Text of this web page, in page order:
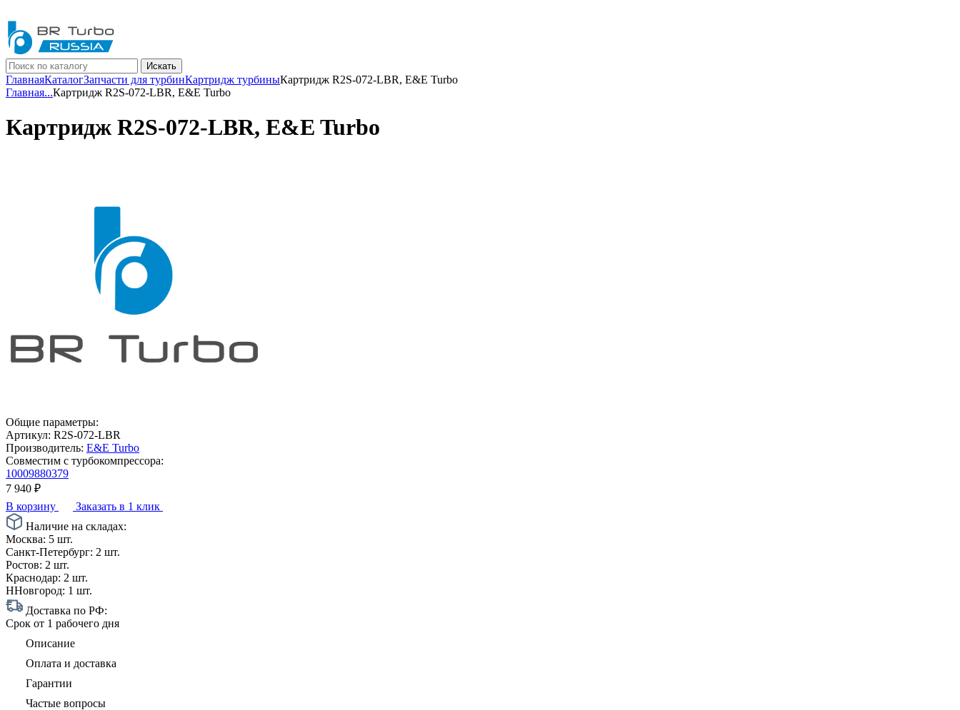
Искать
ГлавнаяКаталогЗапчасти для турбинКартридж турбиныКартридж R2S-072-LBR, E&E Turbo
Главная...Картридж R2S-072-LBR, E&E Turbo
Картридж R2S-072-LBR, E&E Turbo
Общие параметры:
Артикул: R2S-072-LBR
Производитель: E&E Turbo
Совместим с турбокомпрессора:
10009880379
7 940 ₽
В корзину
Заказать в 1 клик
Наличие на складах:
Москва: 5 шт.
Санкт-Петербург: 2 шт.
Ростов: 2 шт.
Краснодар: 2 шт.
ННовгород: 1 шт.
Доставка по РФ:
Срок от 1 рабочего дня
Описание
Оплата и доставка
Гарантии
Частые вопросы